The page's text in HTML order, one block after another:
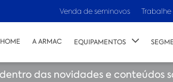
Venda de seminovos
HOME A ARMAC EQUIPAMENTOS
das novidades e conteúdos